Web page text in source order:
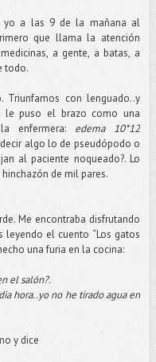
yo a las 9 de la mañana al
que llama la atención
a gente, a batas, a
todo.
Triunfamos con lenguado..y
le puso el brazo como una
enfermera: edema 10*12
algo lo de pseudópodo o
al paciente noqueado?. Lo
de mil pares.
Me encontraba disfrutando
leyendo el cuento “Los gatos
una furia en la cocina:
el salón?.
hora..yo no he tirado agua en
y dice